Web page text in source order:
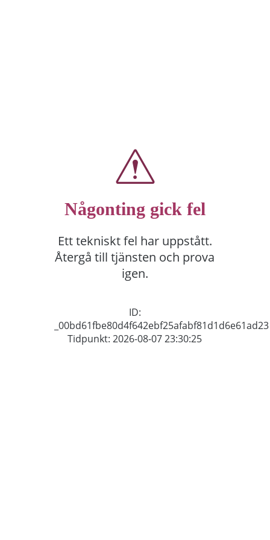
Någonting gick fel
Ett tekniskt fel har uppstått.
Återgå till tjänsten och prova
igen.
ID:
_00bd61fbe80d4f642ebf25afabf81d1d6e61ad23
Tidpunkt: 2026-08-07 23:30:25